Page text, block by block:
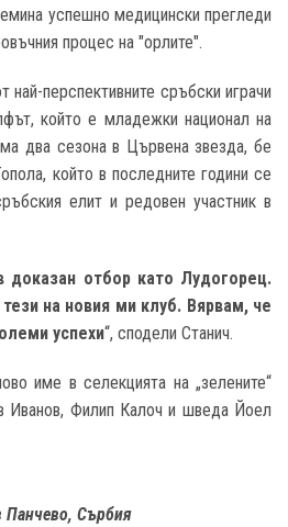
успешно медицински прегледи
процес на "орлите".
най-перспективните сръбски играчи
който е младежки национал на
два сезона в Цървена звезда, бе
който в последните години се
елит и редовен участник в
отбор като Лудогорец.
на новия ми клуб. Вярвам, че
успехи“, сподели Станич.
име в селекцията на „зелените“
Иванов, Филип Калоч и шведа Йоел
Панчево, Сърбия